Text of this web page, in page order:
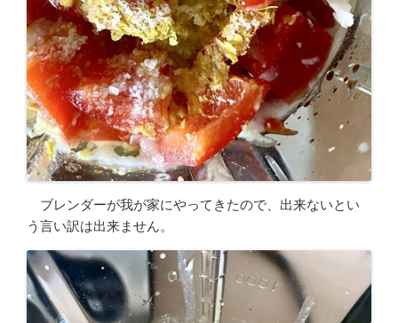
ブレンダーが我が家にやってきたので、出来ないとい
う言い訳は出来ません。